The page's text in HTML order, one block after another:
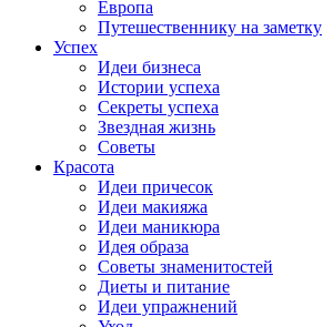
Европа
Путешественнику на заметку
Успех
Идеи бизнеса
Истории успеха
Секреты успеха
Звездная жизнь
Советы
Красота
Идеи причесок
Идеи макияжа
Идеи маникюра
Идея образа
Советы знаменитостей
Диеты и питание
Идеи упражнений